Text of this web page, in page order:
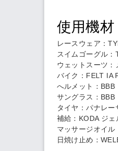
使用機材
レースウェア：
スイムゴーグル：
ウェットスーツ：
バイク： FELT IA
へルメット：
サングラス：
タイヤ：パナレー
補給：KODA ジ
マッサージオイ
日焼け止め：